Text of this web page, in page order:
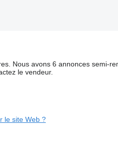
Nous avons 6 annonces semi-
le vendeur.
le site Web ?